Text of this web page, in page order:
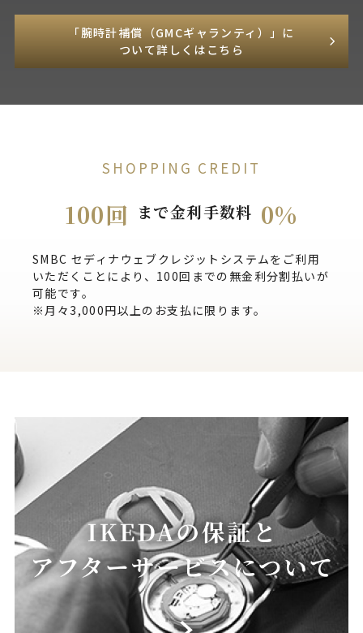
「腕時計補償（GMCギャランティ）」に
ついて詳しくはこちら
SHOPPING CREDIT
100回 まで金利手数料 0%
SMBC セディナウェブクレジットシステムをご利用
いただくことにより、100回までの無金利分割払いが
可能です。
※月々3,000円以上のお支払に限ります。